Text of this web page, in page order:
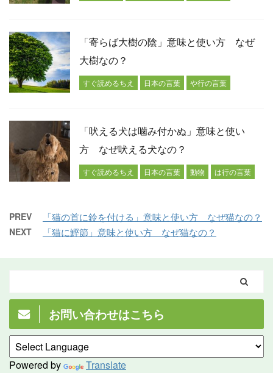
「寄らば大樹の陰」意味と使い方 なぜ
大樹なの？
すぐ読めるちえ 日本の言葉 や行の言葉
「吠える犬は噛み付かぬ」意味と使い
方 なぜ吠える犬なの？
すぐ読めるちえ 日本の言葉 動物 は行の言葉
PREV 「猫の首に鈴を付ける」意味と使い方 なぜ猫なの？
NEXT 「猫に鰹節」意味と使い方 なぜ猫なの？
お問い合わせはこちら
Powered by Translate